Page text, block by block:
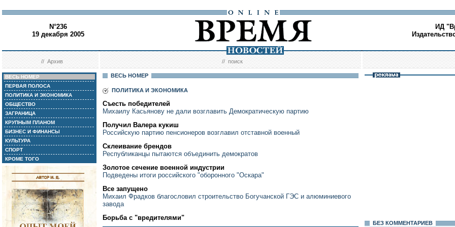
N°236
19 декабря 2005
ИД
//Архив //поиск
ВЕСЬ НОМЕР
ПЕРВАЯ ПОЛОСА
ПОЛИТИКА И ЭКОНОМИКА
ОБЩЕСТВО
ЗАГРАНИЦА
КРУПНЫМ ПЛАНОМ
БИЗНЕС И ФИНАНСЫ
КУЛЬТУРА
СПОРТ
КРОМЕ ТОГО
ВЕСЬ НОМЕР
ПОЛИТИКА И ЭКОНОМИКА
Съесть победителей
Михаилу Касьянову не дали возглавить Демократическую партию
Получил Валера кукиш
Российскую партию пенсионеров возглавил отставной военный
Склеивание брендов
Республиканцы пытаются объединить демократов
Золотое сечение военной индустрии
Подведены итоги российского "оборонного "Оскара"
Все запущено
Михаил Фрадков благословил строительство Богучанской ГЭС и алюминиевого
завода
Борьба с "вредителями"
БЕЗ КОМMЕНТАРИЕВ